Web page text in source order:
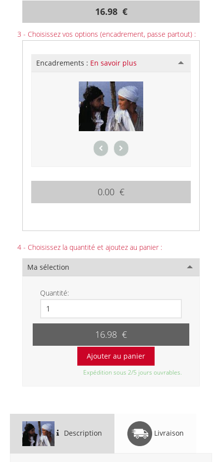
16.98 €
3 - Choisissez vos options (encadrement, passe partout) :
Encadrements : En savoir plus
0.00 €
4 - Choisissez la quantité et ajoutez au panier :
Ma sélection
Quantité:
16.98 €
Expédition sous 2/5 jours ouvrables.
Description Livraison